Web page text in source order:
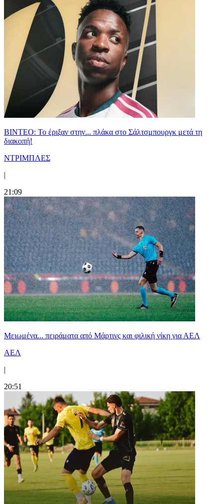
ΒΙΝΤΕΟ: Το έριξαν στην... πλάκα στο Σάλτσμπουργκ μετά τη
διακοπή!
ΝΤΡΙΜΠΛΕΣ
|
21:09
Μειωμένα... πειράματα από Μάρτινς και φιλική νίκη για ΑΕΛ
ΑΕΛ
|
20:51